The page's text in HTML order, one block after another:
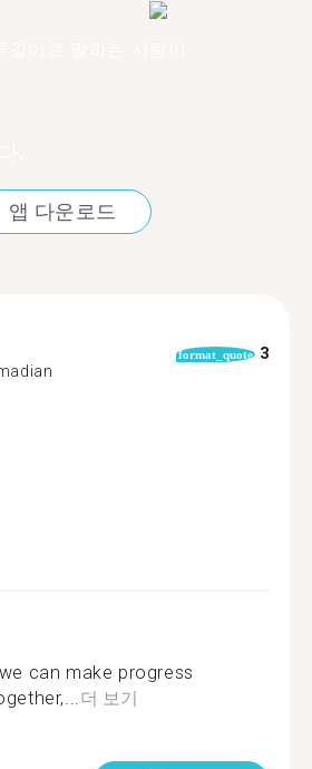
앱 다운로드
format_quote 3
can make progress
더 보기